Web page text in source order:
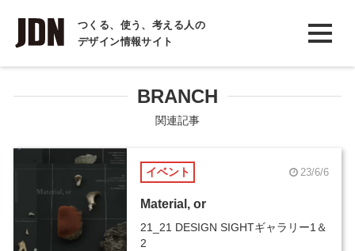
つくる、使う、考える人の
デザイン情報サイト
INTERVIEW
インタビュー
COLUMN
コラム
BRANCH
関連記事
イベント 23/6/6
Material, or
21_21 DESIGN SIGHTギャラリー1＆
2